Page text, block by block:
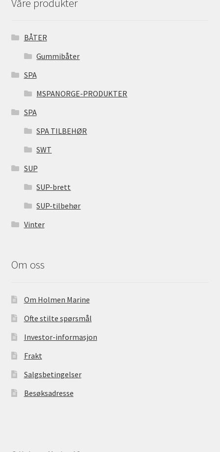
Våre produkter
BÅTER
Gummibåter
SPA
MSPANORGE-PRODUKTER
SPA
SPA TILBEHØR
SWT
SUP
SUP-brett
SUP-tilbehør
Vinter
Om oss
Om Holmen Marine
Ofte stilte spørsmål
Investor-informasjon
Frakt
Salgsbetingelser
Besøksadresse